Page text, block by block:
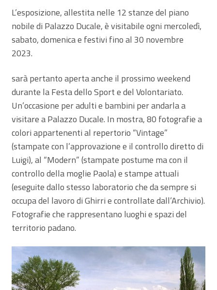
L’esposizione, allestita nelle 12 stanze del piano
nobile di Palazzo Ducale, è visitabile ogni mercoledì,
sabato, domenica e festivi fino al 30 novembre
2023.
sarà pertanto aperta anche il prossimo weekend
durante la Festa dello Sport e del Volontariato.
Un’occasione per adulti e bambini per andarla a
visitare a Palazzo Ducale. In mostra, 80 fotografie a
colori appartenenti al repertorio “Vintage”
(stampate con l’approvazione e il controllo diretto di
Luigi), al “Modern” (stampate postume ma con il
controllo della moglie Paola) e stampe attuali
(eseguite dallo stesso laboratorio che da sempre si
occupa del lavoro di Ghirri e controllate dall’Archivio).
Fotografie che rappresentano luoghi e spazi del
territorio padano.